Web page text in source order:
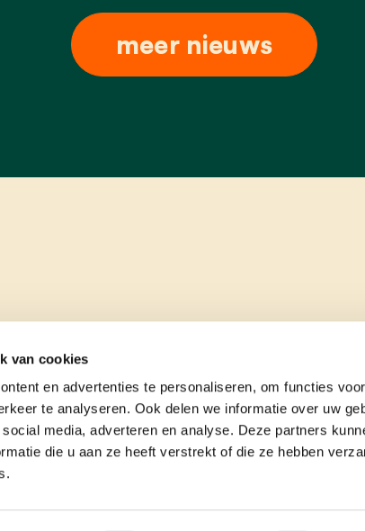
van cookies
en advertenties te personaliseren, om functies
te analyseren. Ook delen we informatie over uw
media, adverteren en analyse. Deze partners
die u aan ze heeft verstrekt of die ze hebben
meer nieuws
contact